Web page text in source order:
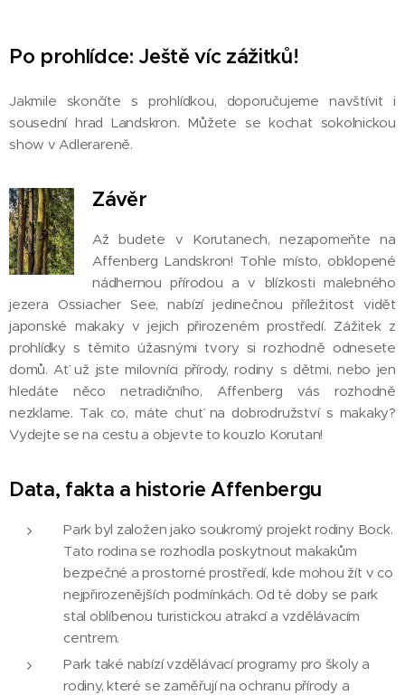
Po prohlídce: Ještě víc zážitků!
Jakmile skončíte s prohlídkou, doporučujeme navštívit i
sousední hrad Landskron. Můžete se kochat sokolnickou
show v Adlerareně.
Závěr
Až budete v Korutanech, nezapomeňte na
Affenberg Landskron! Tohle místo, obklopené
nádhernou přírodou a v blízkosti malebného
jezera Ossiacher See, nabízí jedinečnou příležitost vidět
japonské makaky v jejich přirozeném prostředí. Zážitek z
prohlídky s těmito úžasnými tvory si rozhodně odnesete
domů. Ať už jste milovníci přírody, rodiny s dětmi, nebo jen
hledáte něco netradičního, Affenberg vás rozhodně
nezklame. Tak co, máte chuť na dobrodružství s makaky?
Vydejte se na cestu a objevte to kouzlo Korutan!
Data, fakta a historie Affenbergu
Park byl založen jako soukromý projekt rodiny Bock.
Tato rodina se rozhodla poskytnout makakům
bezpečné a prostorné prostředí, kde mohou žít v co
nejpřirozenějších podmínkách. Od té doby se park
stal oblíbenou turistickou atrakcí a vzdělávacím
centrem.
Park také nabízí vzdělávací programy pro školy a
rodiny, které se zaměřují na ochranu přírody a